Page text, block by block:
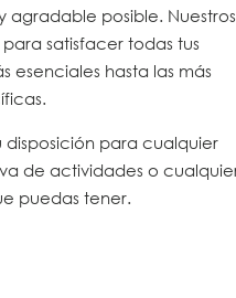
posible. Nuestros
satisfacer todas tus
esenciales hasta las más
para cualquier
de actividades o
puedas tener.